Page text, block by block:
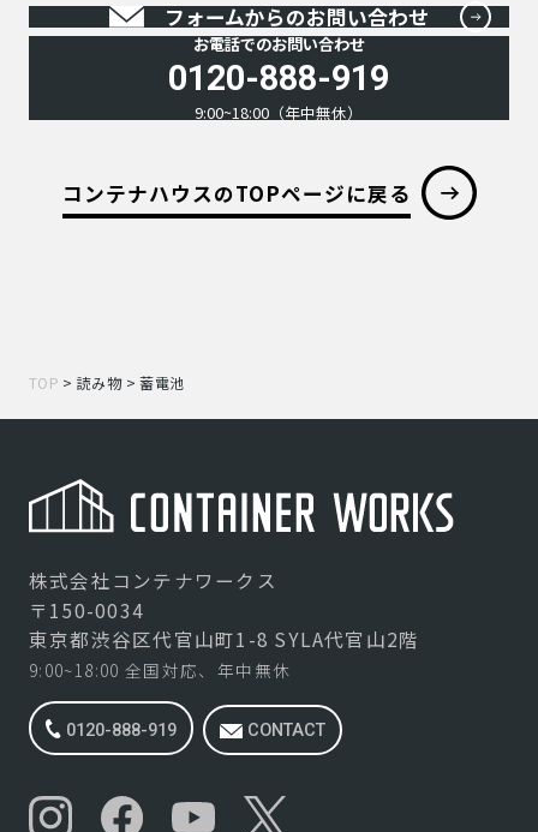
フォームからのお問い合わせ
お電話でのお問い合わせ
0120-888-919
9:00~18:00（年中無休）
コンテナハウスのTOPページに戻る
TOP >読み物>蓄電池
株式会社コンテナワークス
〒150-0034
東京都渋谷区代官山町1-8 SYLA代官山2階
9:00~18:00 全国対応、年中無休
0120-888-919 CONTACT